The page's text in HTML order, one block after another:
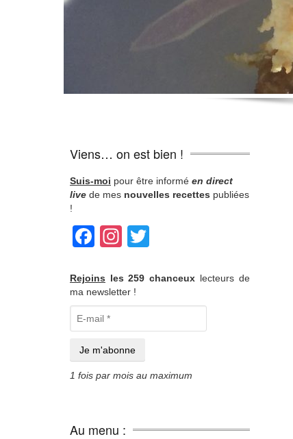
Viens… on est bien !
Suis-moi pour être informé en direct
live de mes nouvelles recettes publiées
!
Facebook
Instagram
Rejoins les 259 chanceux lecteurs de
ma newsletter !
1 fois par mois au maximum
Au menu :